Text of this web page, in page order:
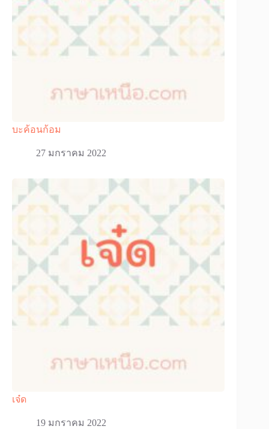
บะค้อนก้อม
27 มกราคม 2022
เจ๋ด
19 มกราคม 2022